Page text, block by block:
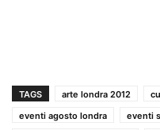
TAGS arte londra 2012
eventi agosto londra
eventi